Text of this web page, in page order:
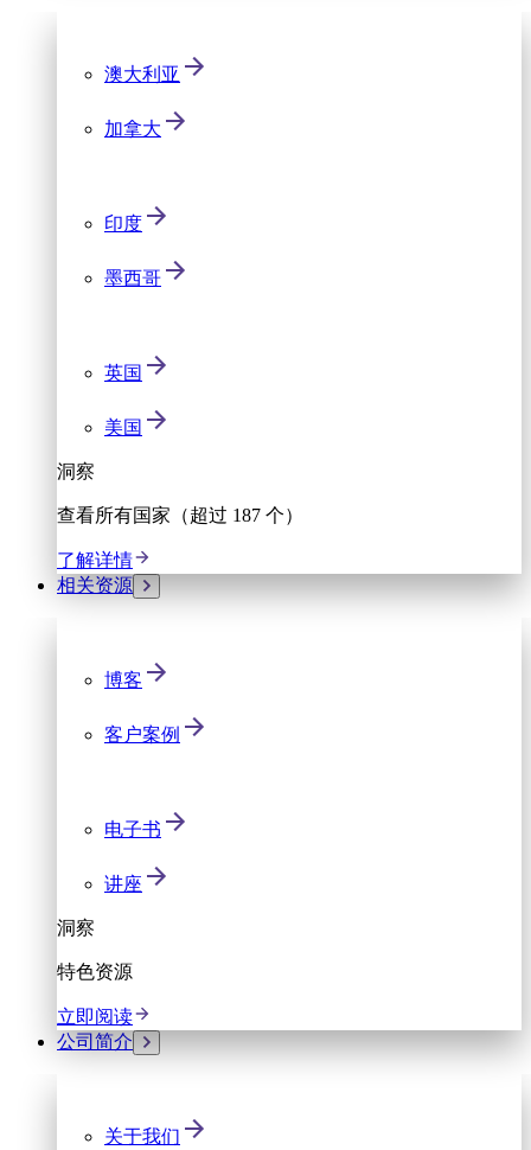
澳大利亚
加拿大
印度
墨西哥
英国
美国
洞察
查看所有国家（超过 187 个）
了解详情
相关资源
博客
客户案例
电子书
讲座
洞察
特色资源
立即阅读
公司简介
关于我们